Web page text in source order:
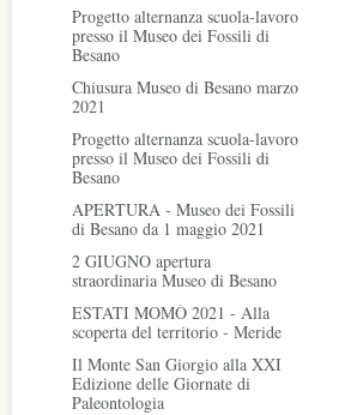
Progetto alternanza scuola-lavoro
presso il Museo dei Fossili di
Besano
Chiusura Museo di Besano marzo
2021
Progetto alternanza scuola-lavoro
presso il Museo dei Fossili di
Besano
APERTURA - Museo dei Fossili
di Besano da 1 maggio 2021
2 GIUGNO apertura
straordinaria Museo di Besano
ESTATI MOMÒ 2021 - Alla
scoperta del territorio - Meride
Il Monte San Giorgio alla XXI
Edizione delle Giornate di
Paleontologia